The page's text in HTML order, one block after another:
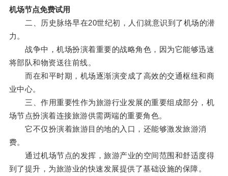
机场节点免费试用
二、历史脉络早在20世纪初，人们就意识到了机场的潜
力。
战争中，机场扮演着重要的战略角色，因为它能够迅速
将部队和物资送往前线。
而在和平时期，机场逐渐演变成了高效的交通枢纽和商
业中心。
三、作用重要性作为旅游行业发展的重要组成部分，机
场节点扮演着连接旅游供需两端的重要角色。
它不仅扮演着旅游目的地的入口，还能够激发旅游消
费。
通过机场节点的发挥，旅游产业的空间范围和舒适度得
到了提升，为旅游业的快速发展提供了基础设施的保障。